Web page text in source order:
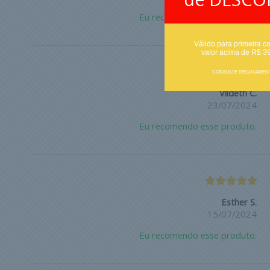
Válido para primeira
valor acima de R$
CONSULTE
Eu recomendo esse produto.
Vildeth C.
23/07/2024
Eu recomendo esse produto.
Esther S.
15/07/2024
Eu recomendo esse produto.